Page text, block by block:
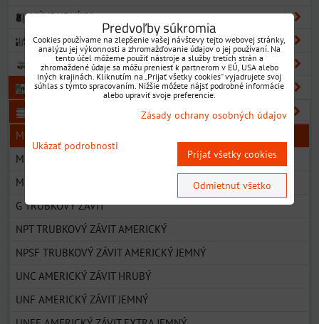
VÝHRUBNÍKY
VÝSTRUŽNÍKY
ZÁHLBNÍKY
ZÁVITNÍKY
M METRICKÝ ZÁVIT ZÁKLADNÝ ROZMER
MF METRICKÝ ZÁVIT JEMNÉ STÚPANIE
M METRICKÝ ZÁVIT TVÁRNIACE ZÁVITNÍKY
G TRUBKOVÝ ZÁVIT
NPT TRUBKOVÝ ZÁVIT AMERICKÝ
NPSF TRUBKOVÝ ZÁVIT AMERICKÝ JEMNÝ
UNC AMERICKÝ ZÁVIT HRUBÝ
UNF AMERICKÝ ZÁVIT JEMNÝ
Predvoľby súkromia
Cookies používame na zlepšenie vašej návštevy tejto webovej stránky,
analýzu jej výkonnosti a zhromažďovanie údajov o jej používaní. Na
tento účel môžeme použiť nástroje a služby tretích strán a
zhromaždené údaje sa môžu preniesť k partnerom v EÚ, USA alebo
iných krajinách. Kliknutím na „Prijať všetky cookies“ vyjadrujete svoj
súhlas s týmto spracovaním. Nižšie môžete nájsť podrobné informácie
alebo upraviť svoje preferencie.
Zásady ochrany osobných údajov
Ukázať podrobnosti
Prijať všetky cookies
Odmietnuť všetko